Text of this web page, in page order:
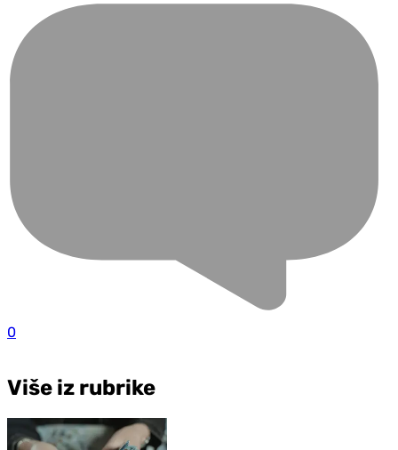
0
Više iz rubrike